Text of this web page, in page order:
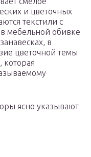
и цветочных
текстили с
мебельной обивке
в
цветочной темы
которая
ясно указывают